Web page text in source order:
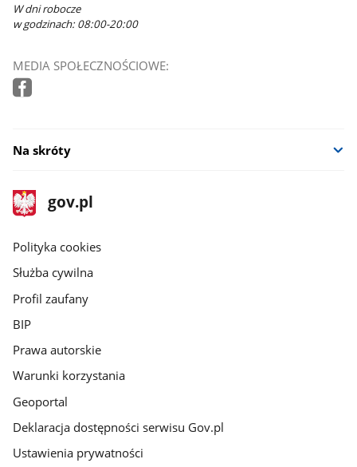
W dni robocze
w godzinach: 08:00-20:00
MEDIA SPOŁECZNOŚCIOWE:
Na skróty
stopka
gov.pl
Strona
gov.pl
gov.pl
Polityka cookies
Służba cywilna
Profil zaufany
BIP
Prawa autorskie
Warunki korzystania
Geoportal
Deklaracja dostępności serwisu Gov.pl
Ustawienia prywatności